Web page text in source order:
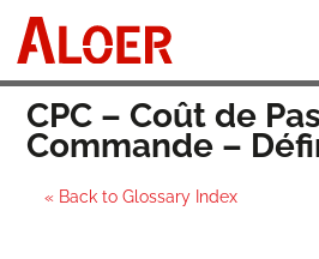
content
CPC – Coût de
Commande –
« Back to Glossary Index